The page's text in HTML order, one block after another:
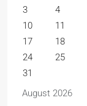
August 2026
3
4
10
11
17
18
24
25
31